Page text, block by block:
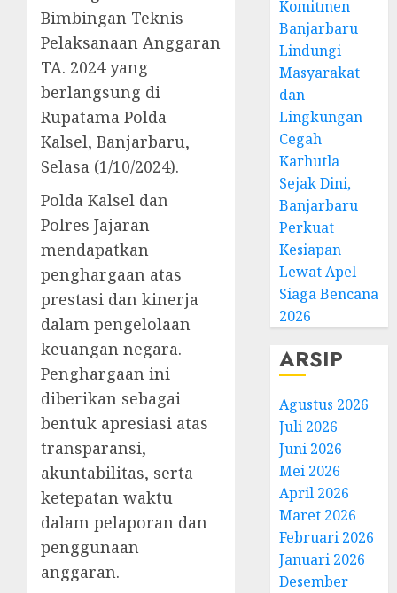
Bimbingan Teknis
Pelaksanaan Anggaran
TA. 2024 yang
berlangsung di
Rupatama Polda
Kalsel, Banjarbaru,
Selasa (1/10/2024).
Polda Kalsel dan
Polres Jajaran
mendapatkan
penghargaan atas
prestasi dan kinerja
dalam pengelolaan
keuangan negara.
Penghargaan ini
diberikan sebagai
bentuk apresiasi atas
transparansi,
akuntabilitas, serta
ketepatan waktu
dalam pelaporan dan
penggunaan
anggaran.
Komitmen
Banjarbaru
Lindungi
Masyarakat
dan
Lingkungan
Cegah
Karhutla
Sejak Dini,
Banjarbaru
Perkuat
Kesiapan
Lewat Apel
Siaga Bencana
2026
ARSIP
Agustus 2026
Juli 2026
Juni 2026
Mei 2026
April 2026
Maret 2026
Februari 2026
Januari 2026
Desember